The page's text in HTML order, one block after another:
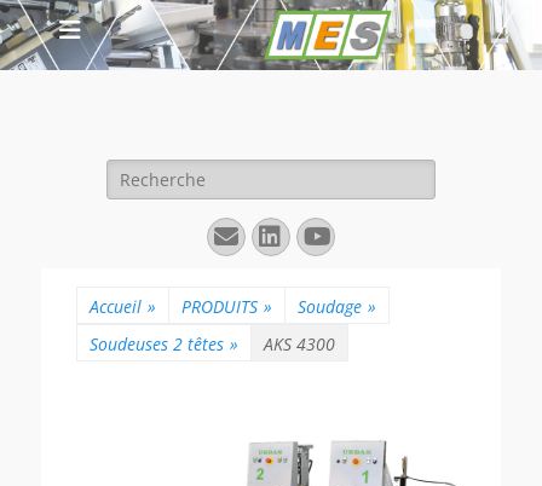
Rechercher :
E-
mail
Linkedin
YouTube
Accueil » PRODUITS » Soudage »
Soudeuses 2 têtes » AKS 4300